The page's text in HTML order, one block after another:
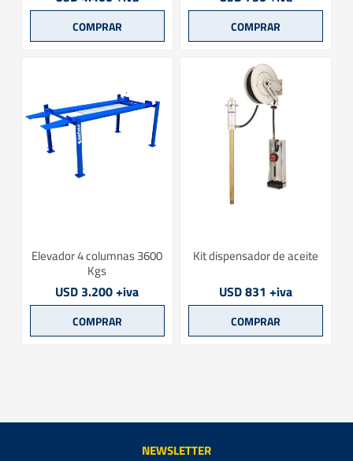
Elevador 4 columnas 3600
Kgs
USD 3.200 +iva
Kit dispensador de aceite
USD 831 +iva
NEWSLETTER